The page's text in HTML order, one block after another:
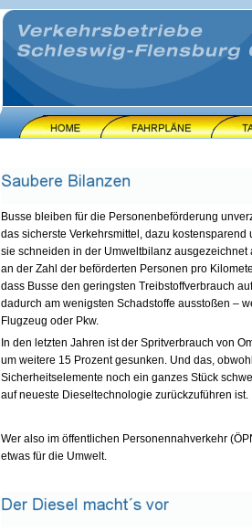
Busse bleiben für die Personenbeförderung
das sicherste Verkehrsmittel, dazu kostensparend
sie schneiden in der Umweltbilanz ausgezeichnet
an der Zahl der beförderten Personen pro
dass Busse den geringsten Treibstoffverbrauch
dadurch am wenigsten Schadstoffe ausstoßen –
Flugzeug oder Pkw.
In den letzten Jahren ist der Spritverbrauch von
um weitere 15 Prozent gesunken. Und das,
Sicherheitselemente noch ein ganzes Stück
auf neueste Dieseltechnologie zurückzuführen ist.
Wer also im öffentlichen Personennahverkehr
etwas für die Umwelt.